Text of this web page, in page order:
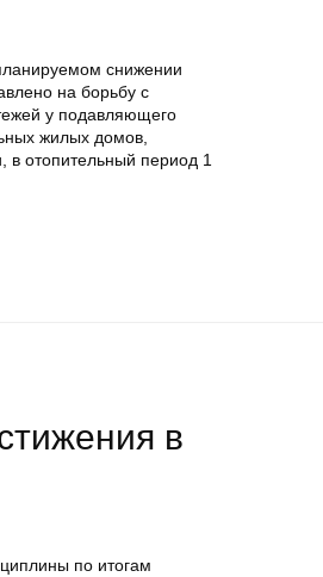
снижении
на борьбу с
у подавляющего
жилых домов,
в отопительный период 1
в
по итогам